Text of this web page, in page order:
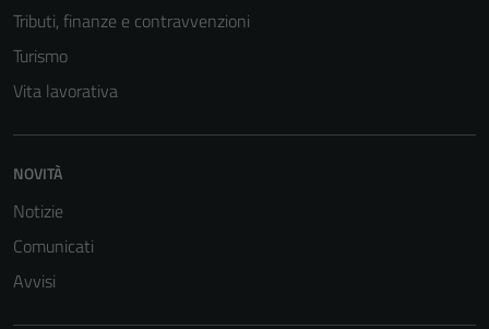
Tributi, finanze e contravvenzioni
Turismo
Vita lavorativa
NOVITÀ
Notizie
Comunicati
Avvisi